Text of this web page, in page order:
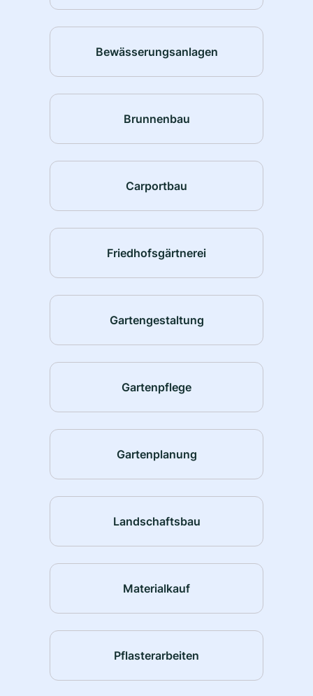
Bewässerungsanlagen
Brunnenbau
Carportbau
Friedhofsgärtnerei
Gartengestaltung
Gartenpflege
Gartenplanung
Landschaftsbau
Materialkauf
Pflasterarbeiten